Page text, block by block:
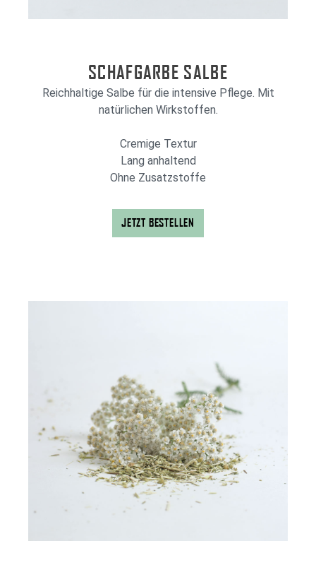
SCHAFGARBE SALBE
Reichhaltige Salbe für die intensive Pflege. Mit
natürlichen Wirkstoffen.
Cremige Textur
Lang anhaltend
Ohne Zusatzstoffe
JETZT BESTELLEN